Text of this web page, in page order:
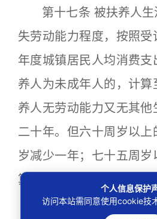
第十七条 被扶养人生
失劳动能力程度，按照
年度城镇居民人均消费
养人为未成年人的，计
养人无劳动能力又无其
二十年。但六十周岁以
岁减少一年；七十五周
算。
被扶养人是指受害人
个人信息保护
访问本站需同意使用cookie技